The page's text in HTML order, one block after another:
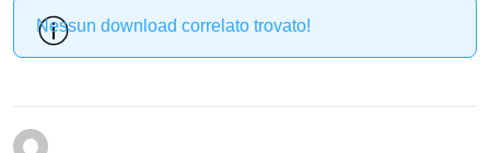
Nessun download correlato trovato!